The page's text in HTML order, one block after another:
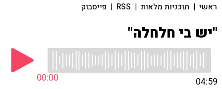
ראשי | תוכניות מלאות |
RSS
| פייסבוק
"יש בי חלחלה"
00:00 04:59